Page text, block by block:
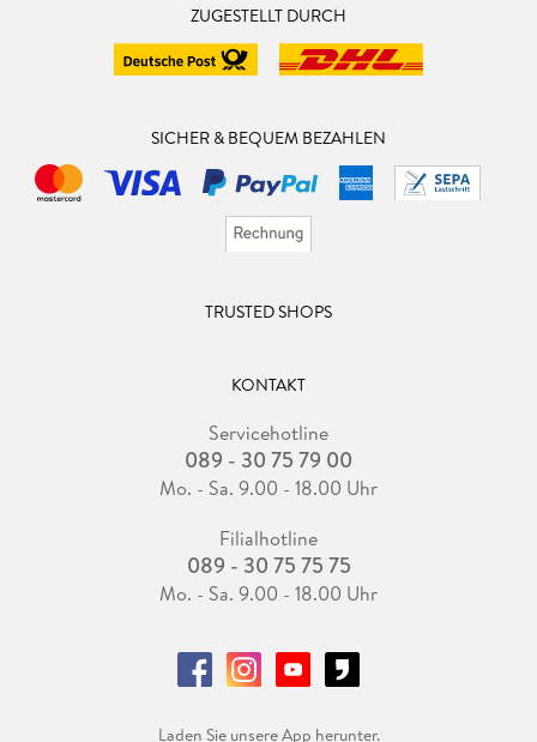
ZUGESTELLT DURCH
SICHER & BEQUEM BEZAHLEN
TRUSTED SHOPS
KONTAKT
Servicehotline
089 - 30 75 79 00
Mo. - Sa. 9.00 - 18.00 Uhr
Filialhotline
089 - 30 75 75 75
Mo. - Sa. 9.00 - 18.00 Uhr
Laden Sie unsere App herunter.